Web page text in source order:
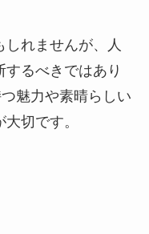
しれませんが、人
るべきではあり
魅力や素晴らしい
切です。